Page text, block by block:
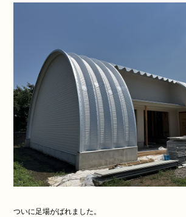
ついに足場がばれました。